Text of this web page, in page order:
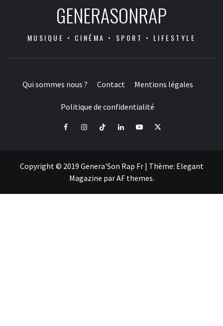
GENERASONRAP
MUSIQUE • CINÉMA • SPORT • LIFESTYLE
Qui sommes nous ? Contact Mentions légales
Politique de confidentialité
FacebookInstagramTiktok LinkedInYoutube
X
Copyright © 2019 Genera'Son Rap Fr | Thème: Elegant
Magazine parAF themes.